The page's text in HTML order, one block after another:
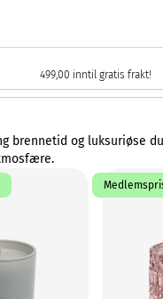
499,00 inntil gratis frakt!
brennetid og luksuriøse